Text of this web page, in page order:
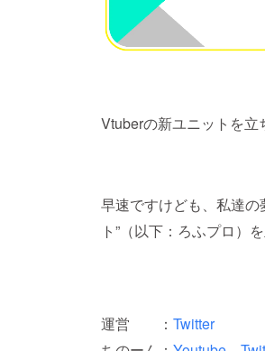
Vtuberの新ユニットを立
早速ですけども、私達
ト”（以下：ろふプロ）
運営 ： Twitter